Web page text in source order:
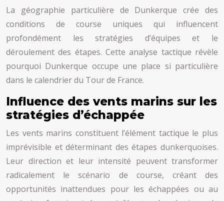
La géographie particulière de Dunkerque crée des
conditions de course uniques qui influencent
profondément les stratégies d’équipes et le
déroulement des étapes. Cette analyse tactique révèle
pourquoi Dunkerque occupe une place si particulière
dans le calendrier du Tour de France.
Influence des vents marins sur les
stratégies d’échappée
Les vents marins constituent l’élément tactique le plus
imprévisible et déterminant des étapes dunkerquoises.
Leur direction et leur intensité peuvent transformer
radicalement le scénario de course, créant des
opportunités inattendues pour les échappées ou au